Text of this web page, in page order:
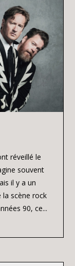
réveillé le
souvent
il y a un
la scène rock
90, ce...